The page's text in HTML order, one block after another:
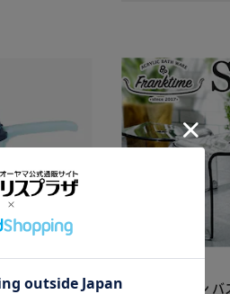
バスお湯かけ
クリアグリーン バ